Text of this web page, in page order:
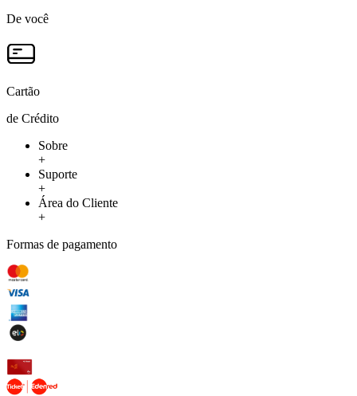
De você
Cartão
de Crédito
Sobre
+
Suporte
+
Área do Cliente
+
Formas de pagamento